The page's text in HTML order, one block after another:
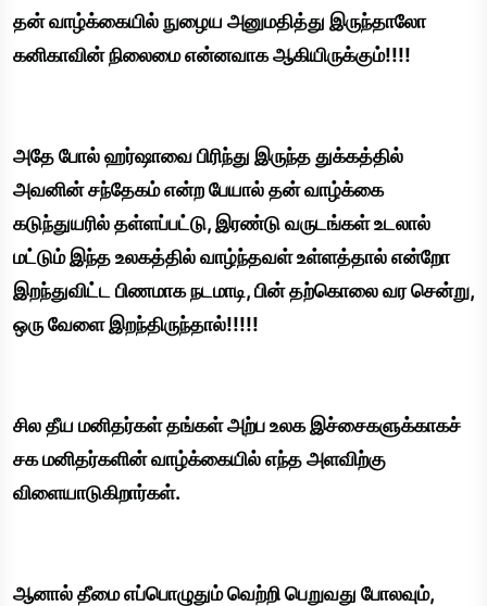
தன் வாழ்க்கையில் நுழைய அனுமதித்து இருந்தாலோ
கனிகாவின் நிலைமை என்னவாக ஆகியிருக்கும்!!!!
அதே போல் ஹர்ஷாவை பிரிந்து இருந்த துக்கத்தில்
அவனின் சந்தேகம் என்ற பேயால் தன் வாழ்க்கை
கடுந்துயரில் தள்ளப்பட்டு, இரண்டு வருடங்கள் உடலால்
மட்டும் இந்த உலகத்தில் வாழ்ந்தவள் உள்ளத்தால் என்றோ
இறந்துவிட்ட பிணமாக நடமாடி, பின் தற்கொலை வர சென்று,
ஒரு வேளை இறந்திருந்தால்!!!!!
சில தீய மனிதர்கள் தங்கள் அற்ப உலக இச்சைகளுக்காகச்
சக மனிதர்களின் வாழ்க்கையில் எந்த அளவிற்கு
விளையாடுகிறார்கள்.
ஆனால் தீமை எப்பொழுதும் வெற்றி பெறுவது போலவும்,